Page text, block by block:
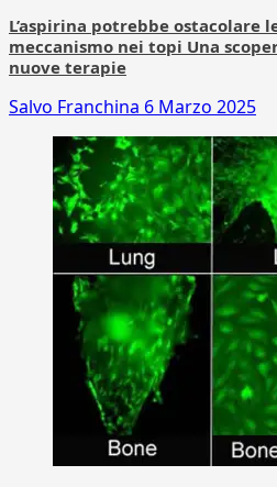
L’aspirina potrebbe ostacolare
meccanismo nei topi Una
nuove terapie
Salvo Franchina 6 Marzo 2025